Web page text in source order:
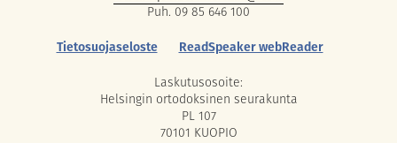
Puh. 09 85 646 100
Tietosuojaseloste
ReadSpeaker webReader
Laskutusosoite:
Helsingin ortodoksinen seurakunta
PL 107
70101 KUOPIO